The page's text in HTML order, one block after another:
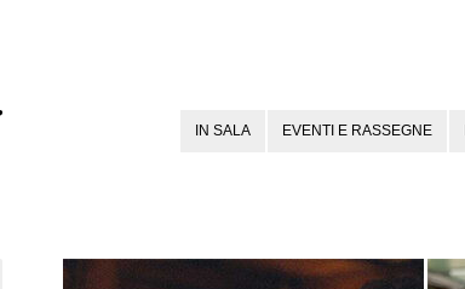
IN SALA EVENTI E RASSEGNE